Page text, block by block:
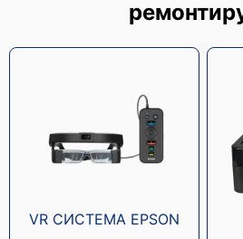
Epson WF-
VR СИСТЕМА EPSON